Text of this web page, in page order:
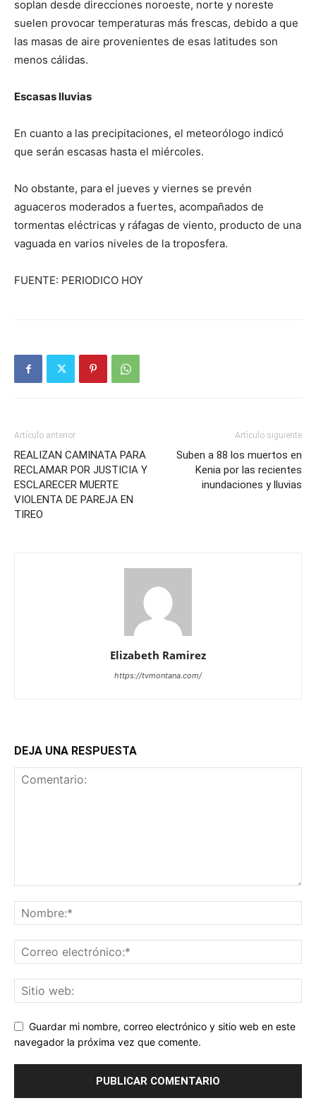
soplan desde direcciones noroeste, norte y noreste
suelen provocar temperaturas más frescas, debido a que
las masas de aire provenientes de esas latitudes son
menos cálidas.
Escasas lluvias
En cuanto a las precipitaciones, el meteorólogo indicó
que serán escasas hasta el miércoles.
No obstante, para el jueves y viernes se prevén
aguaceros moderados a fuertes, acompañados de
tormentas eléctricas y ráfagas de viento, producto de una
vaguada en varios niveles de la troposfera.
FUENTE: PERIODICO HOY
Artículo anterior
REALIZAN CAMINATA PARA
RECLAMAR POR JUSTICIA Y
ESCLARECER MUERTE
VIOLENTA DE PAREJA EN
TIREO
Artículo siguiente
Suben a 88 los muertos en
Kenia por las recientes
inundaciones y lluvias
Elizabeth Ramirez
https://tvmontana.com/
DEJA UNA RESPUESTA
Guardar mi nombre, correo electrónico y sitio web en este
navegador la próxima vez que comente.